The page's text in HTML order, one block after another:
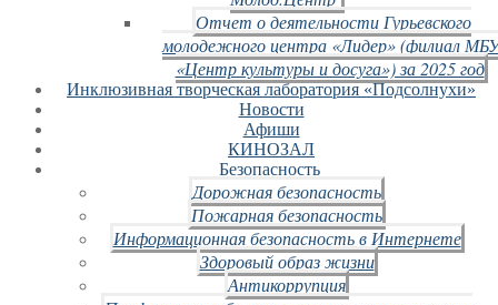
Отчет о деятельности Гурьевского
молодежного центра «Лидер» (филиал
«Центр культуры и досуга») за 2025 год
Инклюзивная творческая лаборатория «Подсолнухи»
Новости
Афиши
КИНОЗАЛ
Безопасность
Дорожная безопасность
Пожарная безопасность
Информационная безопасность в Интернете
Здоровый образ жизни
Антикоррупция